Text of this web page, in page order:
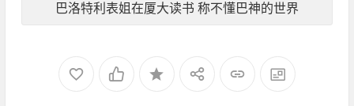
巴洛特利表姐在厦大读书 称不懂巴神的世界